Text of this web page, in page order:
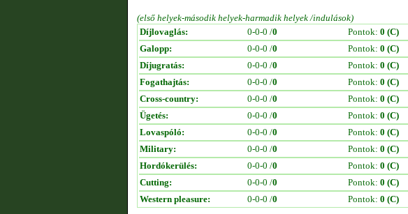
(első helyek-második helyek-harmadik helyek /indulások)
Díjlovaglás:
0-0-0 /0 Pontok: 0 (C)
Galopp:
0-0-0 /0 Pontok: 0 (C)
Díjugratás:
0-0-0 /0 Pontok: 0 (C)
Fogathajtás:
0-0-0 /0 Pontok: 0 (C)
Cross-country:
0-0-0 /0 Pontok: 0 (C)
Ügetés:
0-0-0 /0 Pontok: 0 (C)
Lovaspóló:
0-0-0 /0 Pontok: 0 (C)
Military:
0-0-0 /0 Pontok: 0 (C)
Hordókerülés:
0-0-0 /0 Pontok: 0 (C)
Cutting:
0-0-0 /0 Pontok: 0 (C)
Western pleasure:
0-0-0 /0 Pontok: 0 (C)